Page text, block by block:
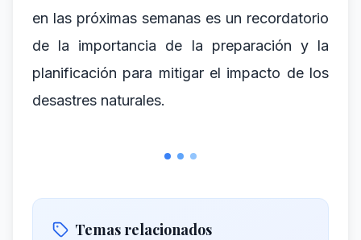
en las próximas semanas es un recordatorio
de la importancia de la preparación y la
planificación para mitigar el impacto de los
desastres naturales.
Temas relacionados